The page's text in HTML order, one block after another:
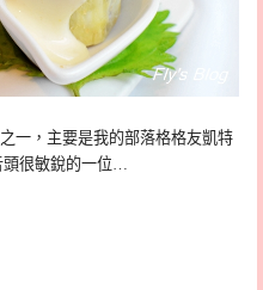
一，主要是我的部落格格友凱特
很敏銳的一位…